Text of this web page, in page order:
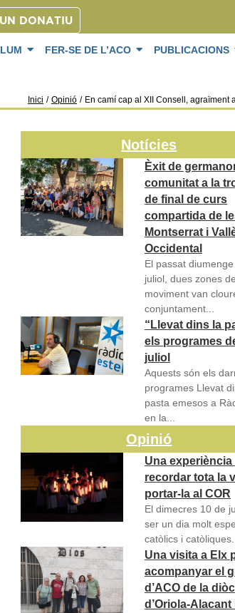
DONATIU
FER-SE DE L’ACO PUBLICACIONS
Inici / Opinió / En camí cap al XII Consell, agraïment
Notícies
Èxit de
comunitat a la
de final de curs
compartida de
Montserrat i
Occidental
El passat
juliol, dues zones
moviment van
conjuntament...
“Llevat dins la
els programes
juliol
Aquests són els
programes Llevat
pasta emesos a
en la...
Opinió
Una experiència
recordar tota la
portar-la al COR
El dimecres 10 de
ser un dia molt
catòlics i
Una visita a Elx
acompanyar el
d’ACO de la
d’Oriola-Alacant